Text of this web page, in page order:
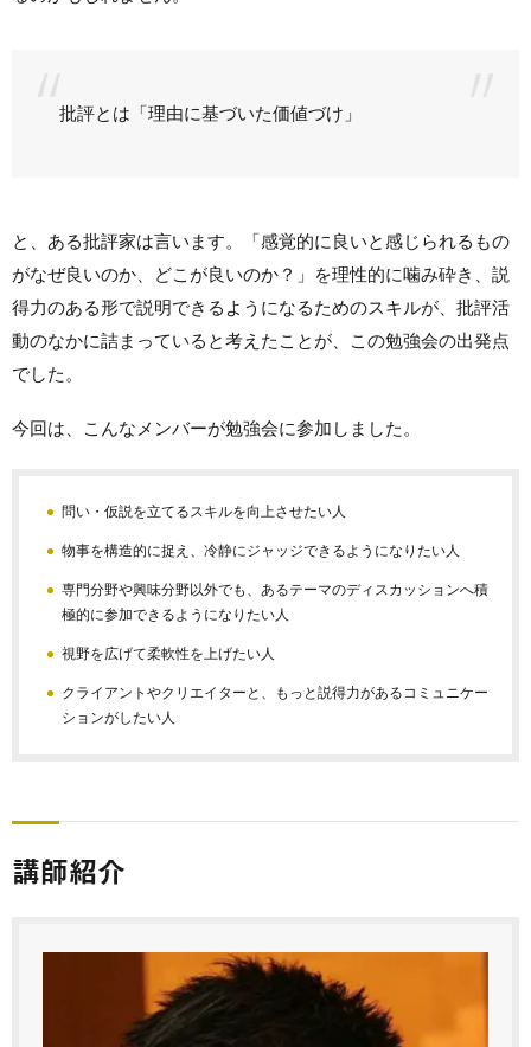
批評とは「理由に基づいた価値づけ」
と、ある批評家は言います。「感覚的に良いと感じられるもの
がなぜ良いのか、どこが良いのか？」を理性的に噛み砕き、説
得力のある形で説明できるようになるためのスキルが、批評活
動のなかに詰まっていると考えたことが、この勉強会の出発点
でした。
今回は、こんなメンバーが勉強会に参加しました。
問い・仮説を立てるスキルを向上させたい人
物事を構造的に捉え、冷静にジャッジできるようになりたい人
専門分野や興味分野以外でも、あるテーマのディスカッションへ積
極的に参加できるようになりたい人
視野を広げて柔軟性を上げたい人
クライアントやクリエイターと、もっと説得力があるコミュニケー
ションがしたい人
講師紹介